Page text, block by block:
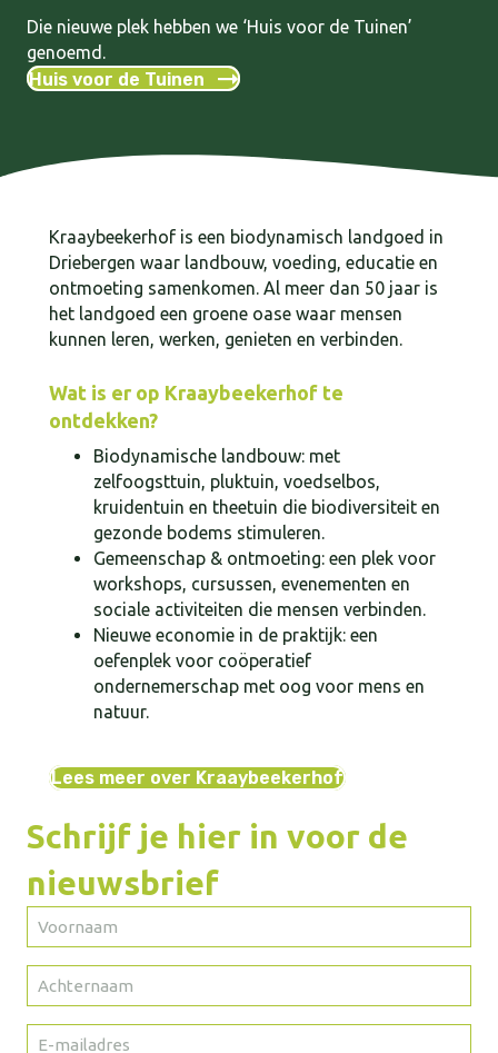
Die nieuwe plek hebben we ‘Huis voor de Tuinen’
genoemd.
Huis voor de Tuinen
Kraaybeekerhof is een biodynamisch landgoed in
Driebergen waar landbouw, voeding, educatie en
ontmoeting samenkomen. Al meer dan 50 jaar is
het landgoed een groene oase waar mensen
kunnen leren, werken, genieten en verbinden.
Wat is er op Kraaybeekerhof te
ontdekken?
Biodynamische landbouw: met
zelfoogsttuin, pluktuin, voedselbos,
kruidentuin en theetuin die biodiversiteit en
gezonde bodems stimuleren.
Gemeenschap & ontmoeting: een plek voor
workshops, cursussen, evenementen en
sociale activiteiten die mensen verbinden.
Nieuwe economie in de praktijk: een
oefenplek voor coöperatief
ondernemerschap met oog voor mens en
natuur.
Lees meer over Kraaybeekerhof
Schrijf je hier in voor de
nieuwsbrief
Voornaam
(Vereist)
Achternaam
(Vereist)